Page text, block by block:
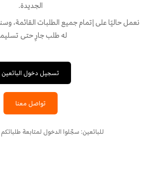
الجديدة.
نعمل حاليًا على إتمام جميع الطلبات
له طلب جارٍ حتى
تسجيل دخول البائعين
تواصل معنا
للبائعين: سجّلوا الدخول لمتابعة طلباتكم